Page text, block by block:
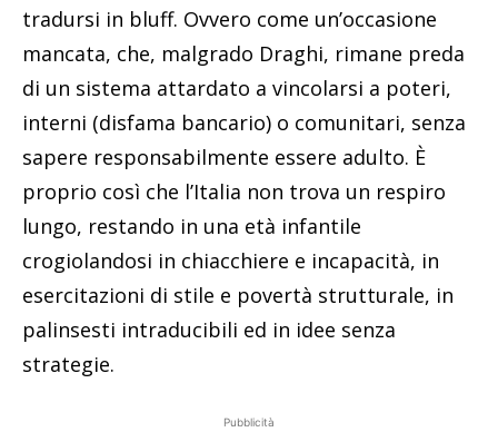
tradursi in bluff. Ovvero come un’occasione
mancata, che, malgrado Draghi, rimane preda
di un sistema attardato a vincolarsi a poteri,
interni (disfama bancario) o comunitari, senza
sapere responsabilmente essere adulto. È
proprio così che l’Italia non trova un respiro
lungo, restando in una età infantile
crogiolandosi in chiacchiere e incapacità, in
esercitazioni di stile e povertà strutturale, in
palinsesti intraducibili ed in idee senza
strategie.
Pubblicità